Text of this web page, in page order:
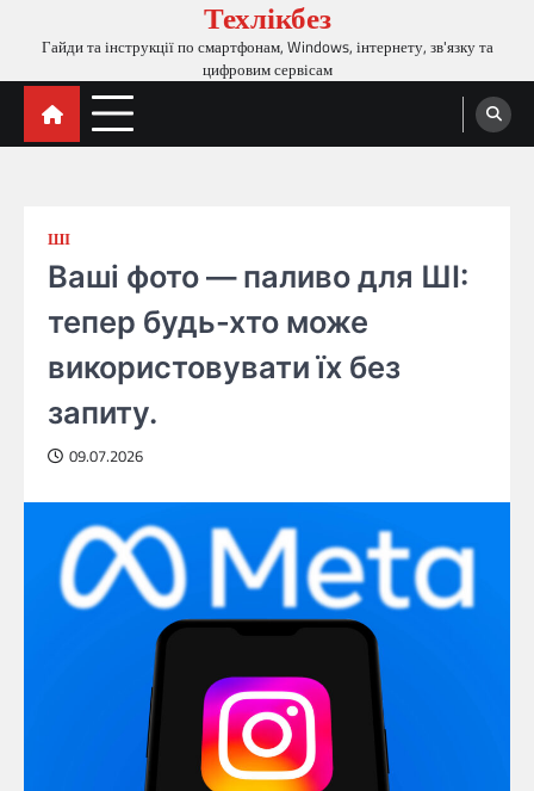
Техлікбез
Гайди та інструкції по смартфонам, Windows, інтернету, зв'язку та
цифровим сервісам
ШІ
Ваші фото — паливо для ШІ:
тепер будь-хто може
використовувати їх без
запиту.
09.07.2026